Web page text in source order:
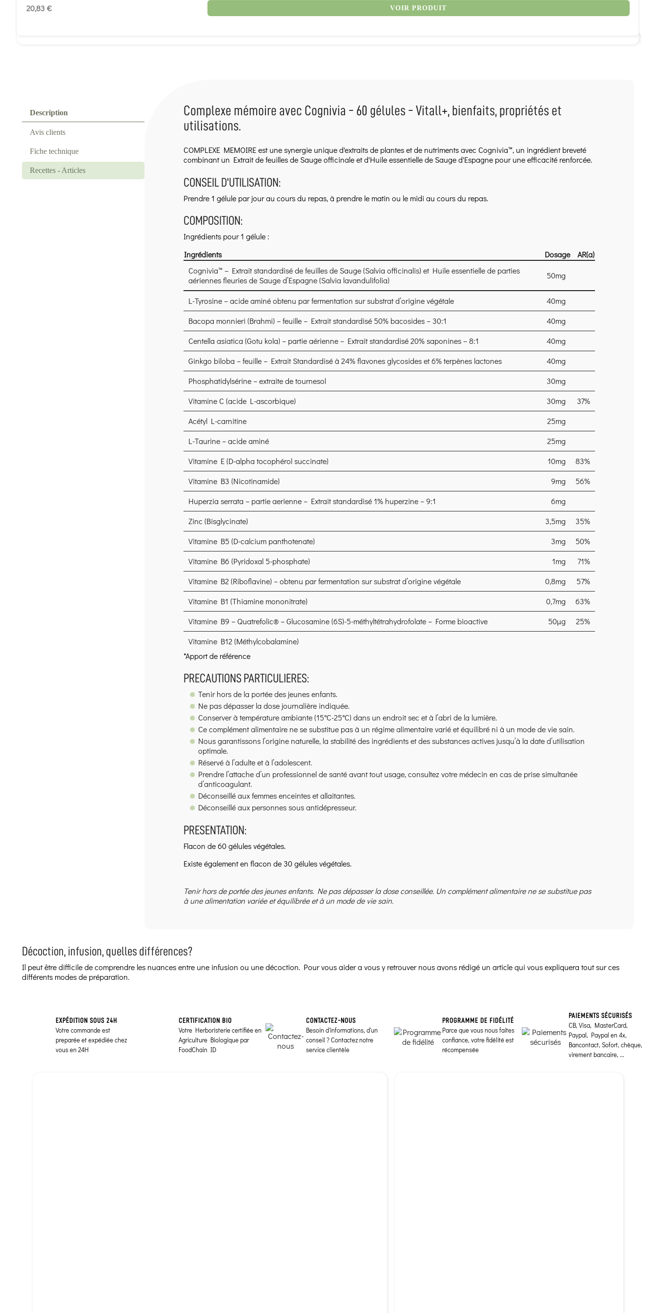
Description
Avis clients
Fiche technique
Recettes - Articles
Complexe mémoire avec Cognivia - 60 gélules - Vitall+, bienfaits, propriétés et
utilisations.
COMPLEXE MEMOIRE est une synergie unique d'extraits de plantes et de nutriments avec Cognivia™, un ingrédient breveté
combinant un Extrait de feuilles de Sauge officinale et d'Huile essentielle de Sauge d'Espagne pour une efficacité renforcée.
CONSEIL D'UTILISATION:
Prendre 1 gélule par jour au cours du repas, à prendre le matin ou le midi au cours du repas.
COMPOSITION:
Ingrédients pour 1 gélule :
Ingrédients
Dosage AR(a)
Cognivia™ – Extrait standardisé de feuilles de Sauge (Salvia officinalis) et Huile essentielle de parties
aériennes fleuries de Sauge d’Espagne (Salvia lavandulifolia)
50mg
L-Tyrosine – acide aminé obtenu par fermentation sur substrat d’origine végétale
40mg
Bacopa monnieri (Brahmi) – feuille – Extrait standardisé 50% bacosides – 30:1
40mg
Centella asiatica (Gotu kola) – partie aérienne – Extrait standardisé 20% saponines – 8:1
40mg
Ginkgo biloba – feuille – Extrait Standardisé à 24% flavones glycosides et 6% terpènes lactones
40mg
Phosphatidylsérine – extraite de tournesol
30mg
Vitamine C (acide L-ascorbique)
30mg
37%
Acétyl L-carnitine
25mg
L-Taurine – acide aminé
25mg
Vitamine E (D-alpha tocophérol succinate)
10mg
83%
Vitamine B3 (Nicotinamide)
9mg
56%
Huperzia serrata – partie aerienne – Extrait standardisé 1% huperzine – 9:1
6mg
Zinc (Bisglycinate)
3,5mg
35%
Vitamine B5 (D-calcium panthotenate)
3mg
50%
Vitamine B6 (Pyridoxal 5-phosphate)
1mg
71%
Vitamine B2 (Riboflavine) – obtenu par fermentation sur substrat d’origine végétale
0,8mg
57%
Vitamine B1 (Thiamine mononitrate)
0,7mg
63%
Vitamine B9 – Quatrefolic®– Glucosamine (6S)-5-méthyltétrahydrofolate – Forme bioactive 50µg
25%
Vitamine B12 (Méthylcobalamine)
*Apport de référence
PRECAUTIONS PARTICULIERES:
Tenir hors de la portée des jeunes enfants.
Ne pas dépasser la dose journalière indiquée.
Conserver à température ambiante (15°C-25°C) dans un endroit sec et à l’abri de la lumière.
Ce complément alimentaire ne se substitue pas à un régime alimentaire varié et équilibré ni à un mode de vie sain.
Nous garantissons l’origine naturelle, la stabilité des ingrédients et des substances actives jusqu’à la date d’utilisation
optimale.
Réservé à l’adulte et à l’adolescent.
Prendre l’attache d’un professionnel de santé avant tout usage, consultez votre médecin en cas de prise simultanée
d’anticoagulant.
Déconseillé aux femmes enceintes et allaitantes.
Déconseillé aux personnes sous antidépresseur.
PRESENTATION:
Flacon de 60 gélules végétales.
Existe également en flacon de 30 gélules végétales.
Tenir hors de portée des jeunes enfants. Ne pas dépasser la dose conseillée. Un complément alimentaire ne se substitue pas
à une alimentation variée et équilibrée et à un mode de vie sain.
Décoction, infusion, quelles différences?
Il peut être difficile de comprendre les nuances entre une infusion ou une décoction. Pour vous aider a vous y retrouver nous avons rédigé un article qui vous expliquera tout sur ces
différents modes de préparation.
20,83 € VOIR PRODUIT
EXPÉDITION SOUS 24H
Votre commande est
preparée et expédiée chez
vous en 24H
CERTIFICATION BIO
Votre Herboristerie certifiée en
Agriculture Biologique par
FoodChain ID
CONTACTEZ-NOUS
Besoin d'informations, d'un
conseil ? Contactez notre
service clientèle
PROGRAMME DE FIDÉLITÉ
Parce que vous nous faites
confiance, votre fidélité est
récompensée
PAIEMENTS SÉCURISÉS
CB, Visa, MasterCard,
Paypal, Paypal en 4x,
Bancontact, Sofort, chèque,
virement bancaire, ...